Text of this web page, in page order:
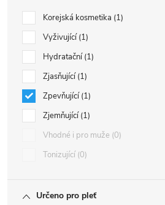
Korejská kosmetika 1
Vyživující 1
Hydratační 1
Zjasňující 1
Zpevňující 1
Zjemňující 1
Vhodné i pro muže 0
Tonizující 0
Určeno pro pleť